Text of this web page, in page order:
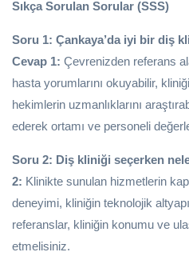
Sıkça Sorulan Sorular (SSS)
Soru 1: Çankaya’da iyi bir diş
Cevap 1: Çevrenizden referans
hasta yorumlarını okuyabilir,
hekimlerin uzmanlıklarını
ederek ortamı ve personeli
Soru 2: Diş kliniği seçerken
2: Klinikte sunulan hizmetlerin
deneyimi, kliniğin teknolojik
referanslar, kliniğin konumu ve
etmelisiniz.